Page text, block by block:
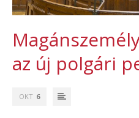
az új polgári
OKT 6